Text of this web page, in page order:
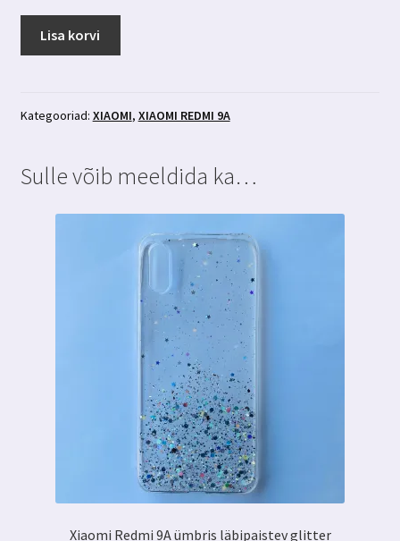
Glossy
kogus
Lisa korvi
Kategooriad: XIAOMI, XIAOMI REDMI 9A
Sulle võib meeldida ka…
Xiaomi Redmi 9A ümbris läbipaistev glitter